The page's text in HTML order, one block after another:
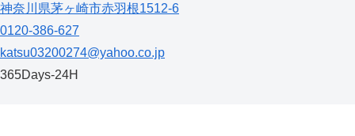
神奈川県茅ヶ崎市赤羽根1512-6
0120-386-627
katsu03200274@yahoo.co.jp
365Days-24H